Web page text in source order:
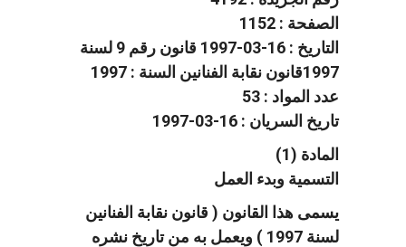
الصفحة : 1152
التاريخ : 16-03-1997 قانون رقم 9 لسنة
1997قانون نقابة الفنانين السنة : 1997
عدد المواد : 53
تاريخ السريان : 16-03-1997
المادة (1)
التسمية وبدء العمل
يسمى هذا القانون ( قانون نقابة الفنانين
لسنة 1997 ) ويعمل به من تاريخ نشره